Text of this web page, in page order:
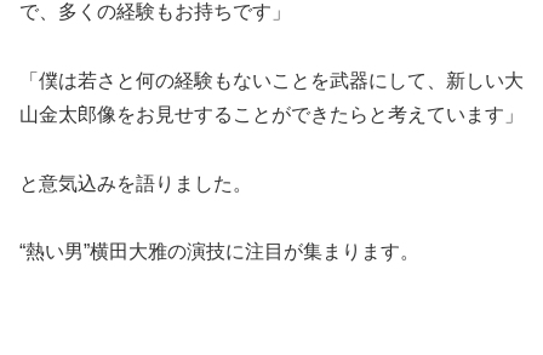
で、多くの経験もお持ちです」
「僕は若さと何の経験もないことを武器にして、新しい大
山金太郎像をお見せすることができたらと考えています」
と意気込みを語りました。
“熱い男”横田大雅の演技に注目が集まります。